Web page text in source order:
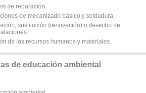
de reparación.
de mecanizado básico y soldadura.
sustitución (renovación) o desecho de
de los recursos humanos y materiales.
de educación ambiental